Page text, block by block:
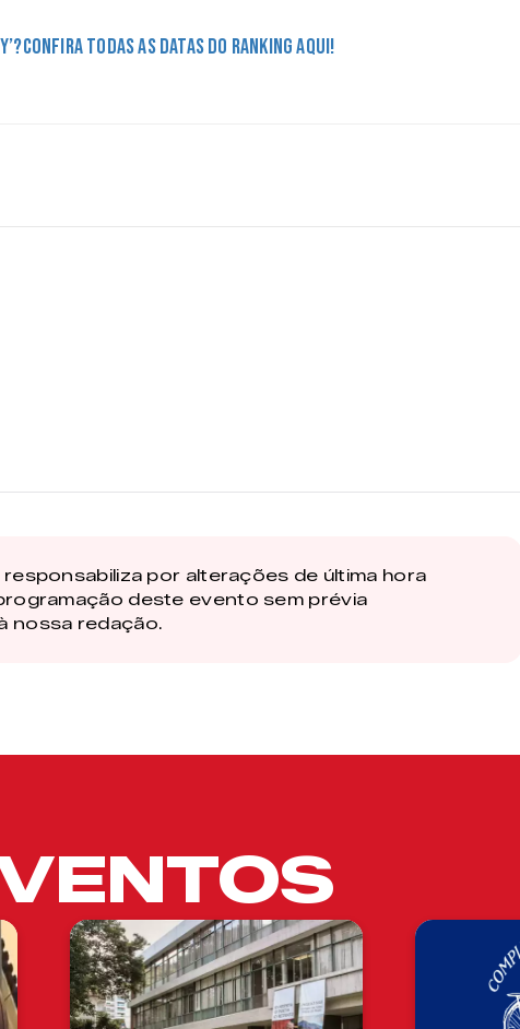
todas as datas do ranking aqui!
responsabiliza por alterações de última hora
deste evento sem prévia
nossa redação.